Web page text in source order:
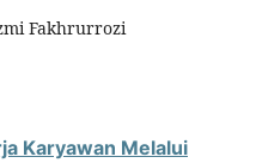
Fakhrurrozi
Karyawan Melalui